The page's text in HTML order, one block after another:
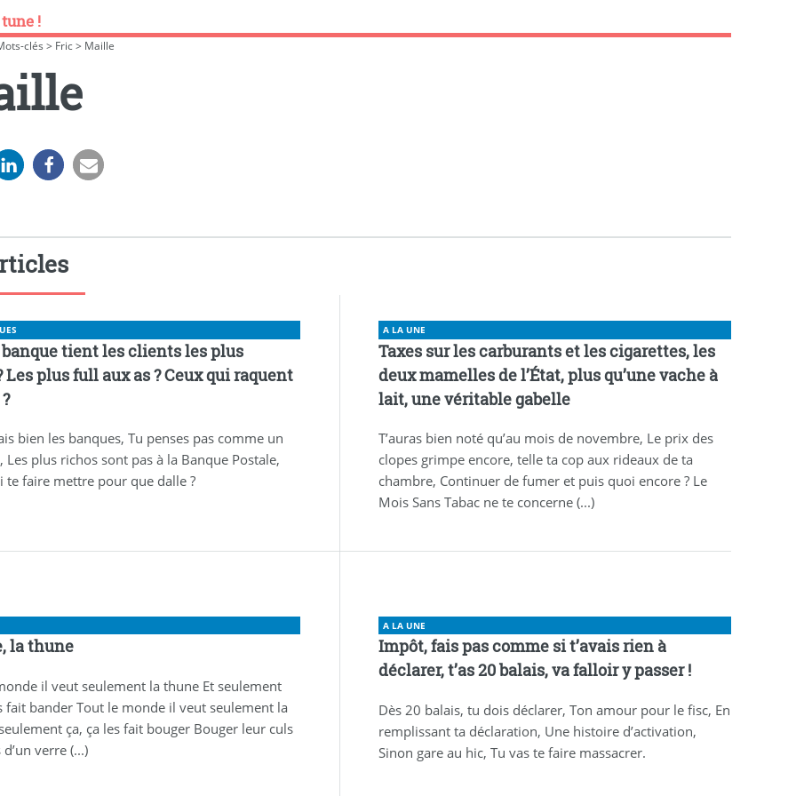
!
clés > Fric> Maille
tient les clients les plus
Les plus full aux as ? Ceux qui raquent
bien les banques, Tu penses pas comme un
Les plus richos sont pas à la Banque Postale,
te faire mettre pour que dalle ?
A LA UNE
Taxes sur les carburants et les cigarettes, les
deux mamelles de l’État, plus qu’une vache à
lait, une véritable gabelle
T’auras bien noté qu’au mois de novembre, Le prix des
clopes grimpe encore, telle ta cop aux rideaux de ta
chambre, Continuer de fumer et puis quoi encore ? Le
Mois Sans Tabac ne te concerne (...)
la thune
il veut seulement la thune Et seulement
fait bander Tout le monde il veut seulement la
ça, ça les fait bouger Bouger leur culs
verre (...)
A LA UNE
Impôt, fais pas comme si t’avais rien à
déclarer, t’as 20 balais, va falloir y passer !
Dès 20 balais, tu dois déclarer, Ton amour pour le fisc, En
remplissant ta déclaration, Une histoire d’activation,
Sinon gare au hic, Tu vas te faire massacrer.